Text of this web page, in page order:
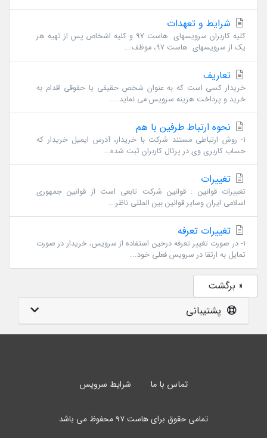
شرایط و تعهدات
کلیه کاربران سرویسهای هاست 97 و کلیه اشخاص پس از تهیه هر
یک از سرویسهای هاست 97، موظف...
تعاریف
خریدار کسی است که به عنوان شخص حقیقی یا حقوقی اقدام به
خرید و پرداخت هزینه سرویس می نماید....
نحوه ارتباط طرفین با هم
1- روش ارتباطی مستند شرکت با خریدار، آدرس ایمیل خریدار که
حساب کاربری وی در پرتال کاربران ثبت شده...
تغییرات
تغییرات قوانین : قوانین شرکت تابعی است از قوانین جمهوری
اسلامی ایران وسایر قوانین بین المللی ناظر...
تغییرات تعرفه
1- در صورت تغییر تعرفه درحین استفاده از سرویس، خریدار در صورت
تمایل به ارتقا در سرویس فعلی خود...
« برگشت
پشتیبانی
تماس با ما شرایط سرویس
تمامی حقوق برای هاست 97 محفوظ می باشد